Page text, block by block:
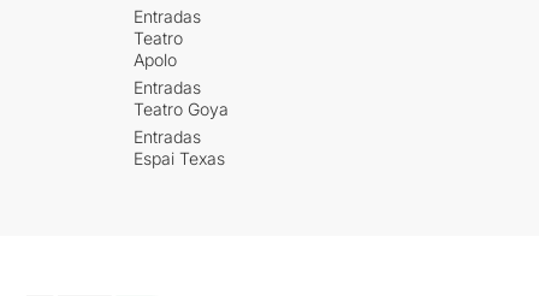
Entradas
Teatro
Apolo
Entradas
Teatro Goya
Entradas
Espai Texas